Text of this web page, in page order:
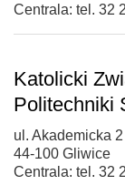
Centrala: tel. 32
Katolicki
Politechniki
ul. Akademicka 2
44-100 Gliwice
Centrala: tel. 32